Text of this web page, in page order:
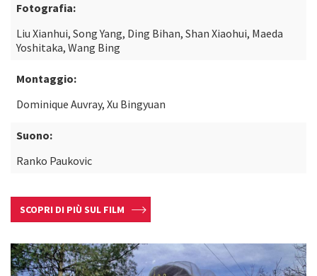
Fotografia:
Liu Xianhui, Song Yang, Ding Bihan, Shan Xiaohui, Maeda
Yoshitaka, Wang Bing
Montaggio:
Dominique Auvray, Xu Bingyuan
Suono:
Ranko Paukovic
SCOPRI DI PIÙ SUL FILM